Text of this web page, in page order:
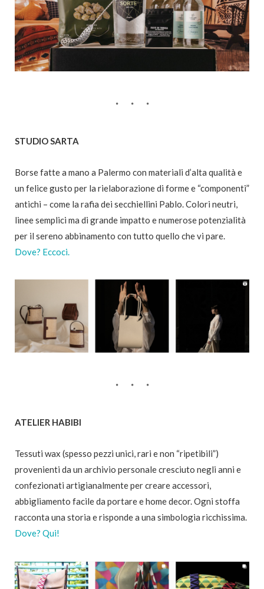
STUDIO SARTA
Borse fatte a mano a Palermo con materiali d’alta qualità e
un felice gusto per la rielaborazione di forme e “componenti”
antichi – come la rafia dei secchiellini Pablo. Colori neutri,
linee semplici ma di grande impatto e numerose potenzialità
per il sereno abbinamento con tutto quello che vi pare.
Dove? Eccoci.
ATELIER HABIBI
Tessuti wax (spesso pezzi unici, rari e non “ripetibili”)
provenienti da un archivio personale cresciuto negli anni e
confezionati artigianalmente per creare accessori,
abbigliamento facile da portare e home decor. Ogni stoffa
racconta una storia e risponde a una simbologia ricchissima.
Dove? Qui!